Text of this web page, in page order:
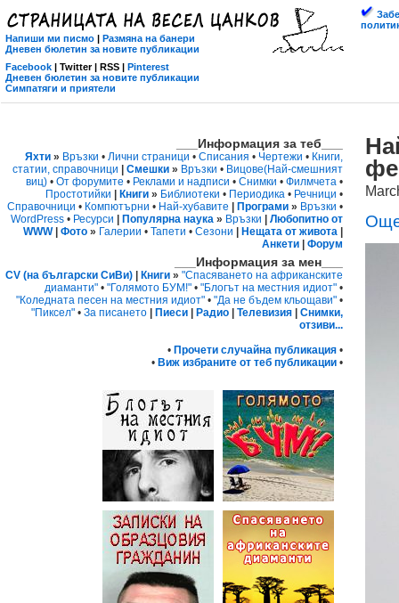
Напиши ми писмо | Размяна на банери
Дневен бюлетин за новите публикации
Facebook | Twitter | RSS | Pinterest
Дневен бюлетин за новите публикации
Симпатяги и приятели
___Информация за теб___
Яхти » Връзки • Лични страници • Списания • Чертежи • Книги,
статии, справочници
Смешки » Връзки • Вицове(Най-смешният
виц) • От форумите • Реклами и надписи • Снимки • Филмчета •
Простотийки
Книги » Библиотеки • Периодика • Речници •
Справочници • Компютърни • Най-хубавите Програми » Връзки •
WordPress • Ресурси Популярна наука » Връзки
Любопитно от
WWW| Фото » Галерии • Тапети • Сезони Нещата от живота
Анкети
Форум
___Информация за мен___
CV (на български СиВи) Книги » "Спасяването на африканските
диаманти" • "Голямото БУМ!" • "Блогът на местния идиот" •
"Коледната песен на местния идиот" • "Да не бъдем кльощави" •
"Пиксел" • За писането Пиеси Радио Телевизия
Снимки,
отзиви...
• Прочети случайна публикация •
• Виж избраните от теб публикации •